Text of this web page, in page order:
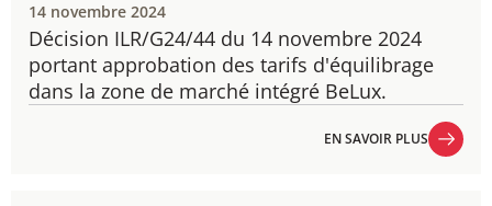
Décision ILR/G24/44 du 14 novembre 2024
p​ortant approbation des tarifs d'équilibrage
dans la zone de marché intégré BeLux.
14 novembre 2024
EN SAVOIR PLUS